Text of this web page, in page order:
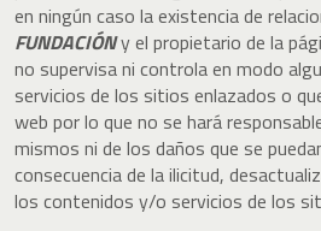
en ningún caso la existencia de
FUNDACIÓNy el propietario de la
no supervisa ni controla en modo
servicios de los sitios enlazados o
web por lo que no se hará
mismos ni de los daños que se
consecuencia de la ilicitud,
los contenidos y/o servicios de los